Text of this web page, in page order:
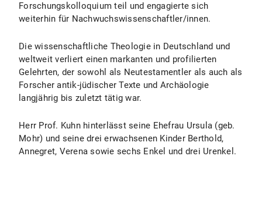
Forschungskolloquium teil und engagierte sich
weiterhin für Nachwuchswissenschaftler/innen.
Die wissenschaftliche Theologie in Deutschland und
weltweit verliert einen markanten und profilierten
Gelehrten, der sowohl als Neutestamentler als auch als
Forscher antik-jüdischer Texte und Archäologie
langjährig bis zuletzt tätig war.
Herr Prof. Kuhn hinterlässt seine Ehefrau Ursula (geb.
Mohr) und seine drei erwachsenen Kinder Berthold,
Annegret, Verena sowie sechs Enkel und drei Urenkel.